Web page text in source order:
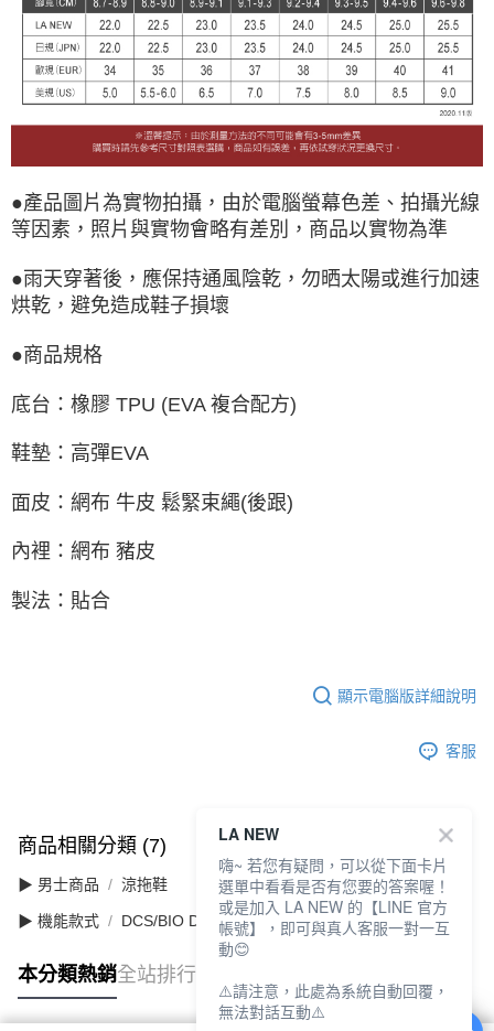
●產品圖片為實物拍攝，由於電腦螢幕色差、拍攝光線
等因素，照片與實物會略有差別，商品以實物為準
●雨天穿著後，應保持通風陰乾，勿晒太陽或進行加速
烘乾，避免造成鞋子損壞
●商品規格
底台：橡膠 TPU (EVA 複合配方)
鞋墊：高彈EVA
面皮：網布 牛皮 鬆緊束繩(後跟)
內裡：網布 豬皮
製法：貼合
顯示電腦版詳細說明
客服
商品相關分類 (7) 查看全部
▶ 男士商品 涼拖鞋
▶ 機能款式 DCS/BIO DCS 舒適動能
本分類熱銷全站排行
LA NEW
嗨~ 若您有疑問，可以從下面卡片
選單中看看是否有您要的答案喔！
或是加入 LA NEW 的【LINE 官方
帳號】，即可與真人客服一對一互
動😊
⚠️請注意，此處為系統自動回覆，
無法對話互動⚠️